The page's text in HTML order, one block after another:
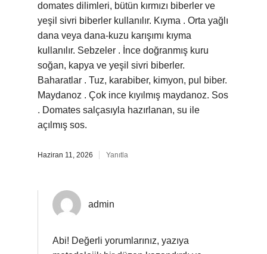
domates dilimleri, bütün kırmızı biberler ve
yeşil sivri biberler kullanılır. Kıyma . Orta yağlı
dana veya dana-kuzu karışımı kıyma
kullanılır. Sebzeler . İnce doğranmış kuru
soğan, kapya ve yeşil sivri biberler.
Baharatlar . Tuz, karabiber, kimyon, pul biber.
Maydanoz . Çok ince kıyılmış maydanoz. Sos
. Domates salçasıyla hazırlanan, su ile
açılmış sos.
Haziran 11, 2026 Yanıtla
admin
Abi! Değerli yorumlarınız, yazıya